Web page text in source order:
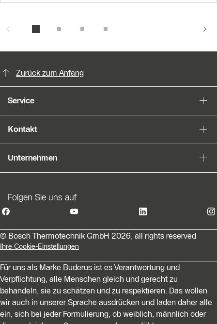
Zurück zum Anfang
Service
Kontakt
Unternehmen
Folgen Sie uns auf
© Bosch Thermotechnik GmbH 2026, all rights reserved
Ihre Cookie-Einstellungen
Für uns als Marke Buderus ist es Verantwortung und
Verpflichtung, alle Menschen gleich und gerecht zu
behandeln, sie zu schätzen und zu respektieren. Das wollen
wir auch in unserer Sprache ausdrücken und laden daher alle
ein, sich bei jeder Formulierung, ob weiblich, männlich oder